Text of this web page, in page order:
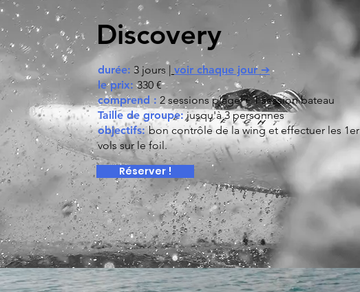
Discovery
durée: 3 jours | voir chaque jour ➔
le prix:330 €
comprend : 2 sessions plage + 1 session bateau
Taille de groupe:jusqu'à 3 personnes
objectifs:bon contrôle de la wing et effectuer les 1er
vols sur le foil.
Réserver !